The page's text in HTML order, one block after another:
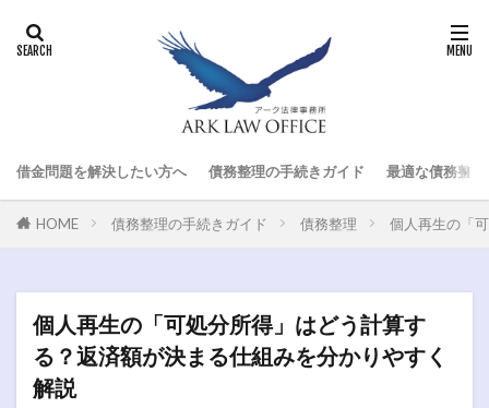
借金問題を解決したい方へ 債務整理の手続きガイド 最適な債務整
HOME 債務整理の手続きガイド 債務整理 個人再生の「
個人再生の「可処分所得」はどう計算す
る？返済額が決まる仕組みを分かりやすく
解説